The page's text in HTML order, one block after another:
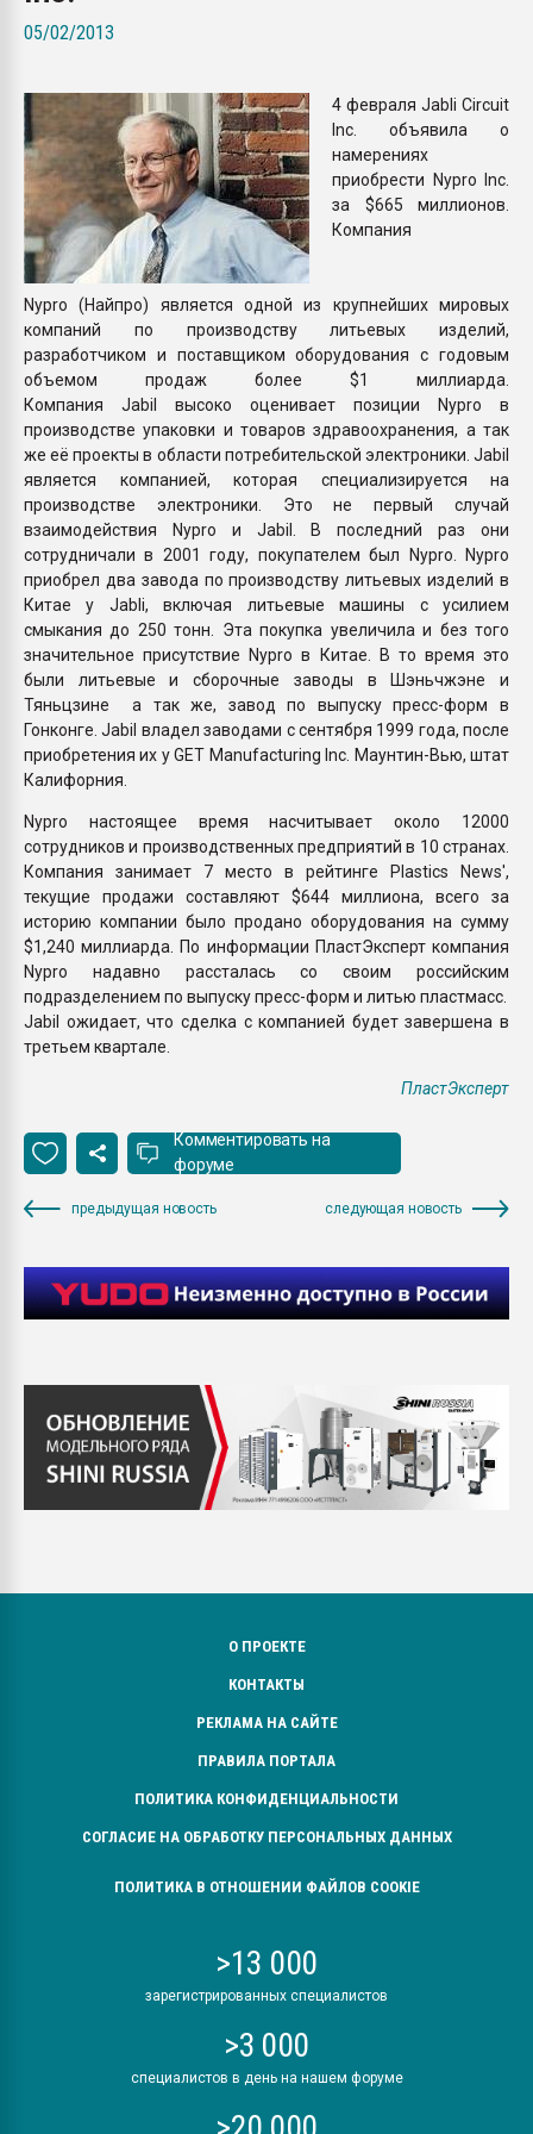
05/02/2013
4 февраля Jabli Circuit
Inc. объявила о
намерениях
приобрести Nypro Inc.
за $665 миллионов.
Компания
Nypro (Найпро) является одной из крупнейших мировых
компаний по производству литьевых изделий,
разработчиком и поставщиком оборудования с годовым
объемом продаж более $1 миллиарда.
Компания Jabil высоко оценивает позиции Nypro в
производстве упаковки и товаров здравоохранения, а так
же её проекты в области потребительской электроники. Jabil
является компанией, которая специализируется на
производстве электроники. Это не первый случай
взаимодействия Nypro и Jabil. В последний раз они
сотрудничали в 2001 году, покупателем был Nypro. Nypro
приобрел два завода по производству литьевых изделий в
Китае у Jabli, включая литьевые машины с усилием
смыкания до 250 тонн. Эта покупка увеличила и без того
значительное присутствие Nypro в Китае. В то время это
были литьевые и сборочные заводы в Шэньчжэне и
Тяньцзине а так же, завод по выпуску пресс-форм в
Гонконге. Jabil владел заводами с сентября 1999 года, после
приобретения их у GET Manufacturing Inc. Маунтин-Вью, штат
Калифорния.
Nypro настоящее время насчитывает около 12000
сотрудников и производственных предприятий в 10 странах.
Компания занимает 7 место в рейтинге Plastics News',
текущие продажи составляют $644 миллиона, всего за
историю компании было продано оборудования на сумму
$1,240 миллиарда. По информации ПластЭксперт компания
Nypro надавно рассталась со своим российским
подразделением по выпуску пресс-форм и литью пластмасс.
Jabil ожидает, что сделка с компанией будет завершена в
третьем квартале.
ПластЭксперт
Комментировать на
форуме
предыдущая новость следующая новость
О ПРОЕКТЕ
КОНТАКТЫ
РЕКЛАМА НА САЙТЕ
ПРАВИЛА ПОРТАЛА
ПОЛИТИКА КОНФИДЕНЦИАЛЬНОСТИ
СОГЛАСИЕ НА ОБРАБОТКУ ПЕРСОНАЛЬНЫХ ДАННЫХ
ПОЛИТИКА В ОТНОШЕНИИ ФАЙЛОВ COOKIE
>13 000
зарегистрированных специалистов
>3 000
специалистов в день на нашем форуме